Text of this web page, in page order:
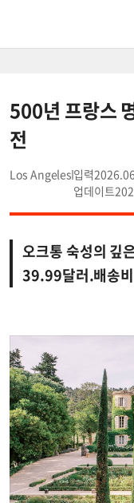
500년 프랑스
전
Los Angeles
오크통 숙성의 깊
39.99달러.배송